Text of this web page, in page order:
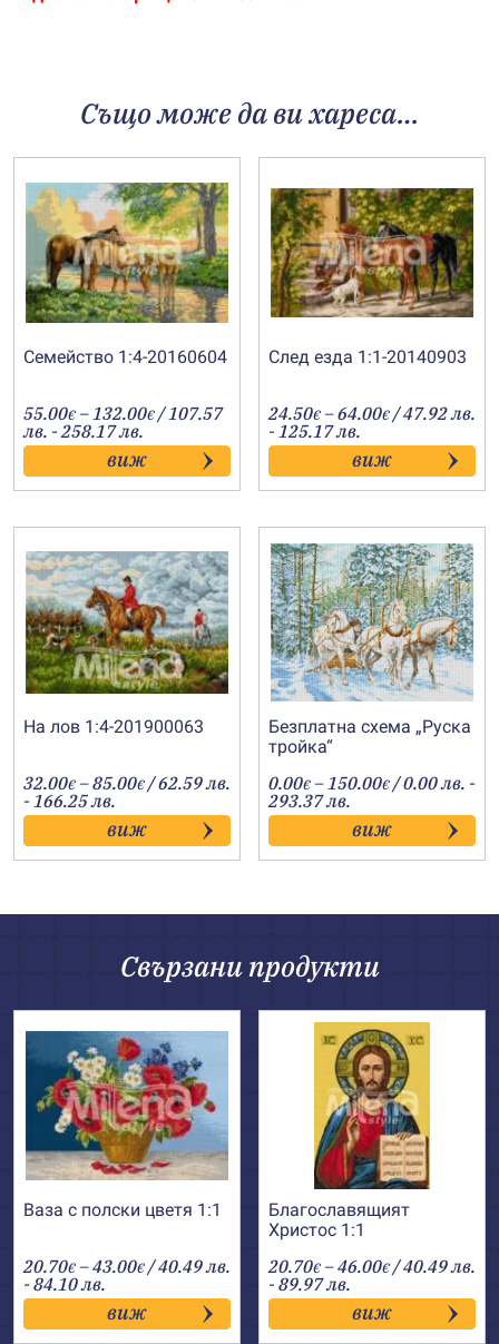
Също може да ви хареса…
Семейство 1:4-20160604
55.00€ –132.00€Price
range:
55.00€
through
132.00€
/ 107.57
лв. - 258.17 лв.
виж
След езда 1:1-20140903
24.50€ –64.00€Price
range:
24.50€
through
64.00€
/ 47.92 лв.
- 125.17 лв.
виж
На лов 1:4-201900063
32.00€ –85.00€Price
range:
32.00€
through
85.00€
/ 62.59 лв.
- 166.25 лв.
виж
Безплатна схема „Руска
тройка“
0.00€ –150.00€Price
range:
0.00€
through
150.00€
/ 0.00 лв. -
293.37 лв.
виж
Свързани продукти
Ваза с полски цветя 1:1
20.70€ –43.00€Price
range:
20.70€
through
43.00€
/ 40.49 лв.
- 84.10 лв.
виж
Благославящият
Христос 1:1
20.70€ –46.00€Price
range:
20.70€
through
46.00€
/ 40.49 лв.
- 89.97 лв.
виж